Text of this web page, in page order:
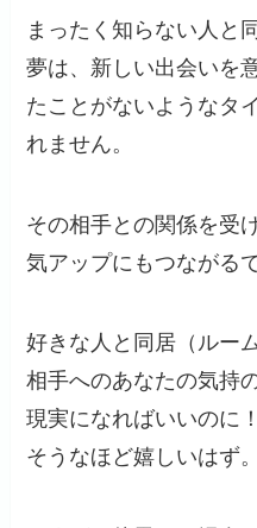
まったく知らない人と
夢は、新しい出会いを
たことがないようなタ
れません。
その相手との関係を受
気アップにもつながる
好きな人と同居（ルー
相手へのあなたの気持
現実になればいいのに
そうなほど嬉しいはず。